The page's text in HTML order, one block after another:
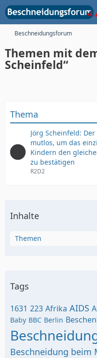
Beschneidungsforum
Themen mit
Scheinfeld“
Thema
Jörg Scheinfeld:
mutlos, um das
Kindern den
zu bestätigen
R2D2
Inhalte
Themen
Tags
1631 223 Afrika AIDS
Baby BBC Berlin
Beschneidung beim